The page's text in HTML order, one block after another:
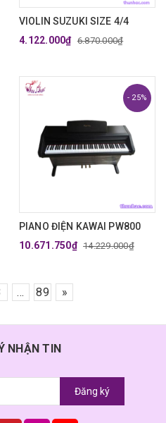
VIOLIN SUZUKI SIZE 4/4
4.122.000₫ 6.870.000₫
- 25%
PIANO ĐIỆN KAWAI PW800
10.671.750₫ 14.229.000₫
... 89 »
NHẬN TIN
Đăng ký